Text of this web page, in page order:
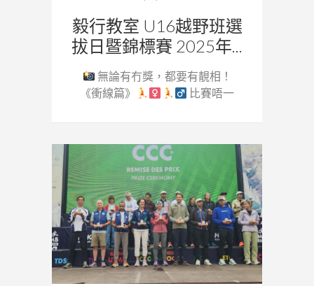
毅行教室 U16越野班選
拔日暨錦標賽 2025年...
無論有冇獎，都要有靚相！
《衝線篇》
比賽唔一